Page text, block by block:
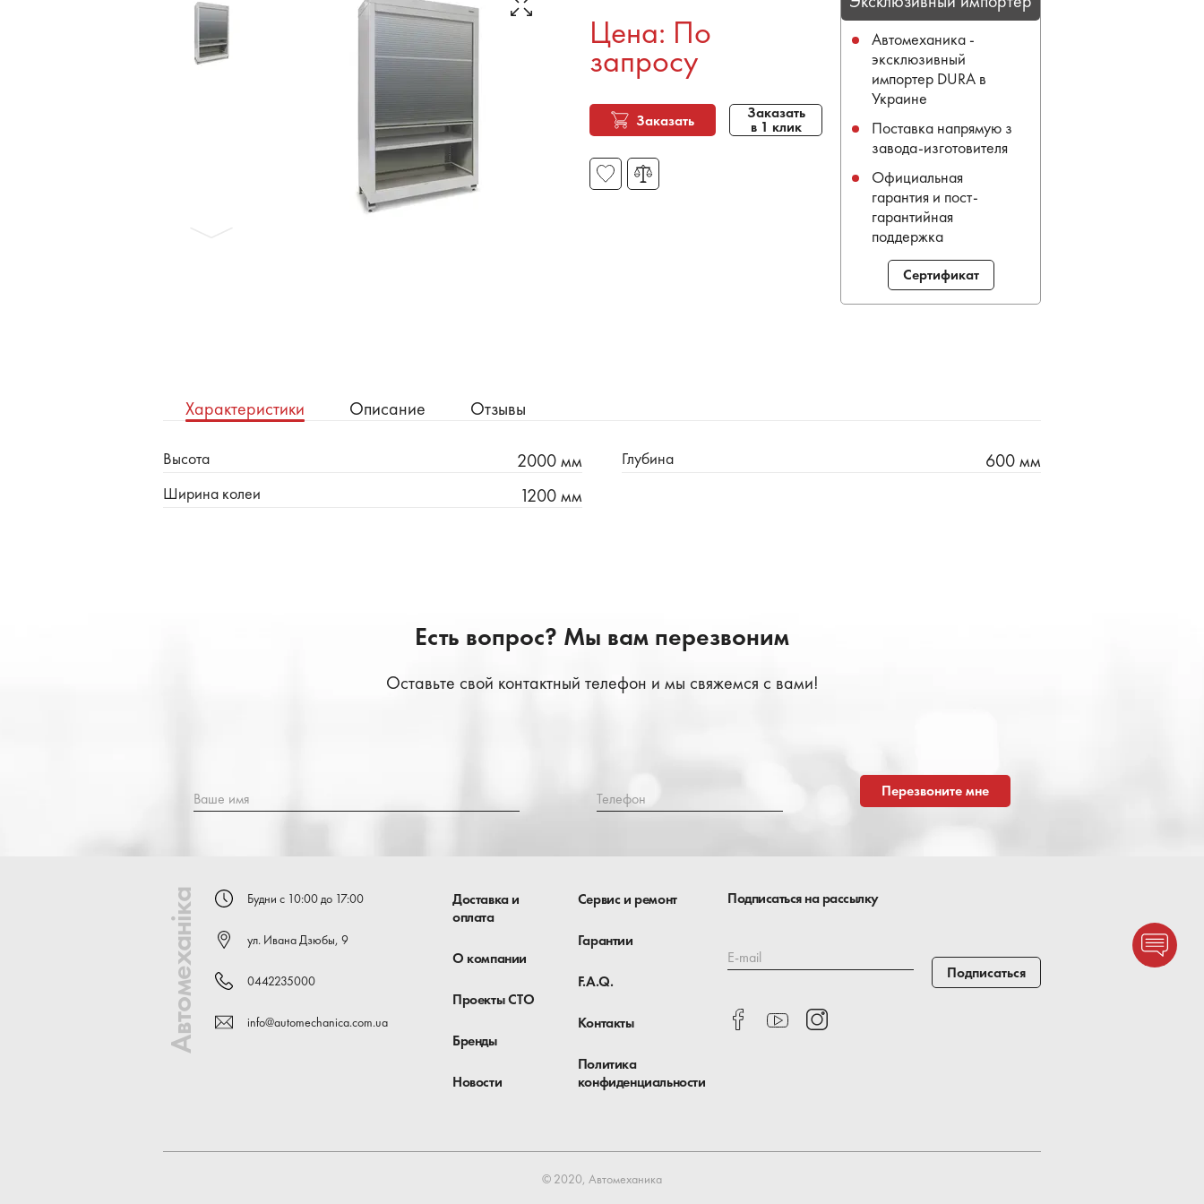
Электромобили
Цена: По
запросу
Заказать Заказать
в 1 клик
Автомеханика -
эксклюзивный
импортер DURA в
Украине
Поставка напрямую з
завода-изготовителя
Официальная
гарантия и пост-
гарантийная
поддержка
Сертификат
Характеристики Описание Отзывы
Высота 2000 мм
Ширина колеи 1200 мм
Глубина 600 мм
Есть вопрос? Мы вам перезвоним
Оставьте свой контактный телефон и мы свяжемся с вами!
Ваше имя Телефон Перезвоните мне
Автомеханіка Будни с 10:00 до 17:00
ул. Ивана Дзюбы, 9
0442235000
info@automechanica.com.ua
Доставка и
оплата
О компании
Проекты СТО
Бренды
Новости
Сервис и ремонт
Гарантии
F.A.Q.
Контакты
Политика
конфиденциальности
Подписаться на рассылку
E-mail
Подписаться
© 2020, Автомеханика